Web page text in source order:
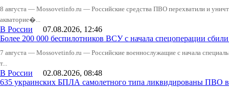
8 августа — Mossovetinfo.ru — Российские средства ПВО перехватили и
акваторие�...
В России 07.08.2026, 12:46
Более 200 000 беспилотников ВСУ с начала спецоперации
7 августа — Mossovetinfo.ru — Российские военнослужащие с начала
т...
В России 02.08.2026, 08:48
635 украинских БПЛА самолетного типа ликвидированы ПВО